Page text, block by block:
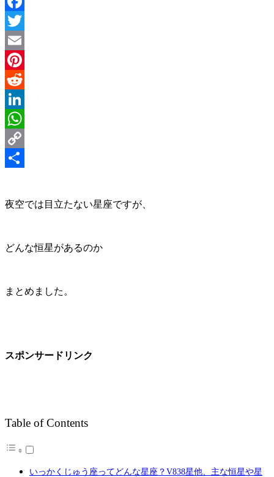
Facebook
Twitter
Email
Pinterest
Reddit
LinkedIn
WhatsApp
Copy
夜空では目立たない星座ですが、
どんな恒星があるのか
まとめました。
スポンサードリンク
Table of Contents
いっかくじゅう座ってどんな星座？V838星他、主な恒星や星